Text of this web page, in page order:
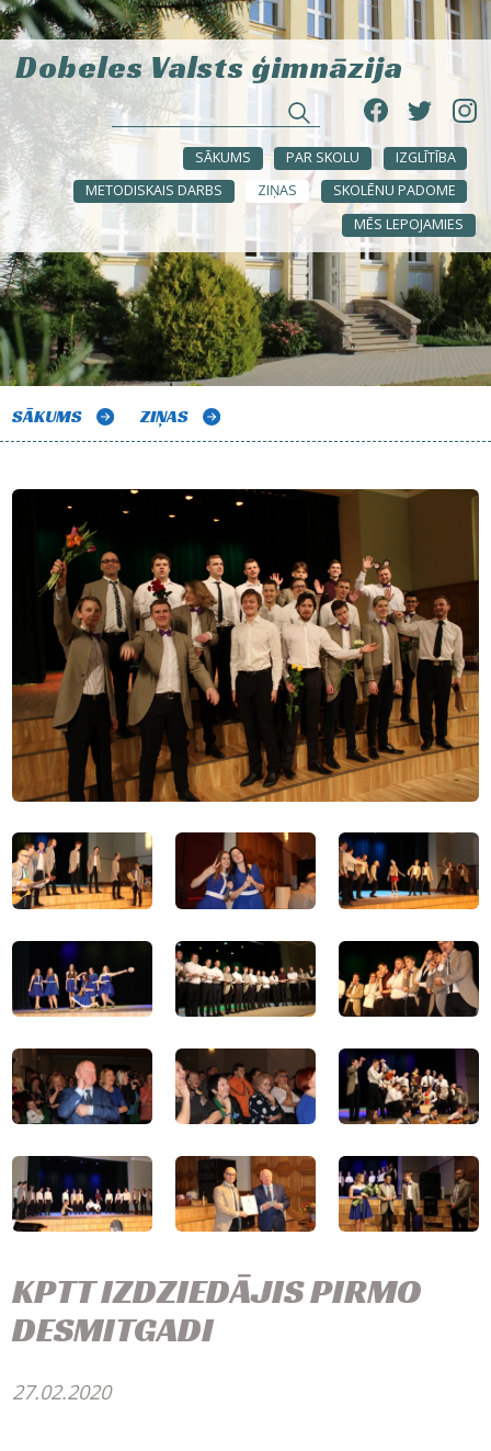
Dobeles Valsts ģimnāzija
SĀKUMS PAR SKOLU
IZGLĪTĪBA
METODISKAIS DARBS
ZIŅAS
SKOLĒNU PADOME
MĒS LEPOJAMIES
SĀKUMS ZIŅAS
KPTT IZDZIEDĀJIS PIRMO
DESMITGADI
27.02.2020